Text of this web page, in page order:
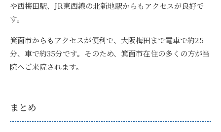
や西梅田駅、JR東西線の北新地駅からもアクセスが良好で
す。
箕面市からもアクセスが便利で、大阪梅田まで電車で約25
分、車で約35分です。そのため、箕面市在住の多くの方が当
院へご来院されます。
まとめ